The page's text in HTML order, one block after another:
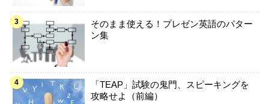
そのまま使える！プレゼン英語のパター
ン集
「TEAP」試験の鬼門、スピーキングを
攻略せよ（前編）